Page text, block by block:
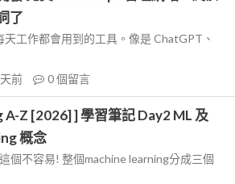
了
工作都會用到的工具。像是 ChatGPT、
前 0個留言
Z [2026] ] 學習筆記 Day2 ML 及
概念
個不容易! 整個machine learning分成三個